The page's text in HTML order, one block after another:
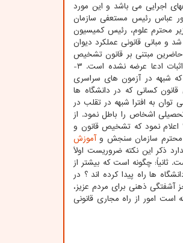
اجرایی می باشد و این مورد
عباس رئیس مستعفی سازمان
محترم علوم، رئیس کمیسیون
و مبانی قانونی عملکرد دیوان
حاضرین مبتنی بر قانون تشخیص
داده شده و از جانب سازمان سنجش بجز تکرار برخی نکات فاقد مبانی حقوقی، مستند قانونی قابل قبولی جهت اثبات ادعا عرضه نشده است. ۳-
نموده که شبهه در آزمون های سراسری
کسانی که در دانشگاه ها
به افترا شبهه در تقلب در
اشخاص را باطل نمود. از
طرفی شورای محترم نگهبان در پاسخ استعلام اخیر دیوان عدالت اداری طی نامه شماره ۱۰۲/۳۹۱۴۴ مورخ ۱۴۰۲/۰۸/۰۹ اعلام نمود که تشخیص قانون و
آموزش
ذکر این نکته ضروریست اولاً
ثانیاً: چگونه است که بیشتر از
ها راه پیدا کرده اند ؟ در
آشفتگی ذهنی برای مردم عزیز،
است امور از راه مجاری قانونی